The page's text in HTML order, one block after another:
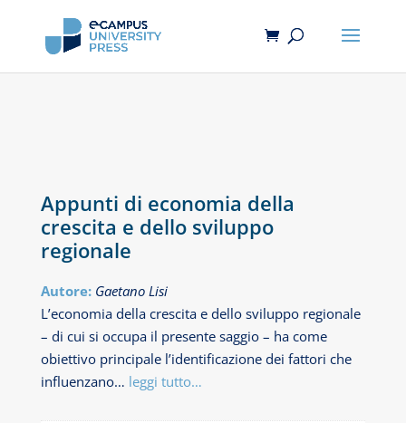
Appunti di economia della
crescita e dello sviluppo
regionale
Autore: Gaetano Lisi
L’economia della crescita e dello sviluppo regionale
– di cui si occupa il presente saggio – ha come
obiettivo principale l’identificazione dei fattori che
influenzano… leggi tutto…